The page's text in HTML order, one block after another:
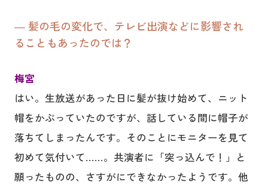
― 髪の毛の変化で、テレビ出演などに影響され
ることもあったのでは？
梅宮
はい。生放送があった日に髪が抜け始めて、ニット
帽をかぶっていたのですが、話している間に帽子が
落ちてしまったんです。そのことにモニターを見て
初めて気付いて……。共演者に「突っ込んで！」と
願ったものの、さすがにできなかったようです。他